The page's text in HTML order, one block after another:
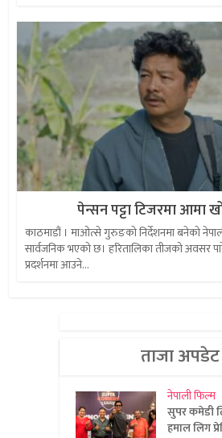
पेन्सन पट्टा टिजरमा आमा
काठमाडौं । माओत्से गुरुङको निर्देशनमा बनेको
सार्वजनिक भएको छ। हरितालिका तीजको अवसर
प्रदर्शनमा आउने...
ताजा अपडेट
नेपाली फिल्म
सुपर कमेडी
हमाल लिग